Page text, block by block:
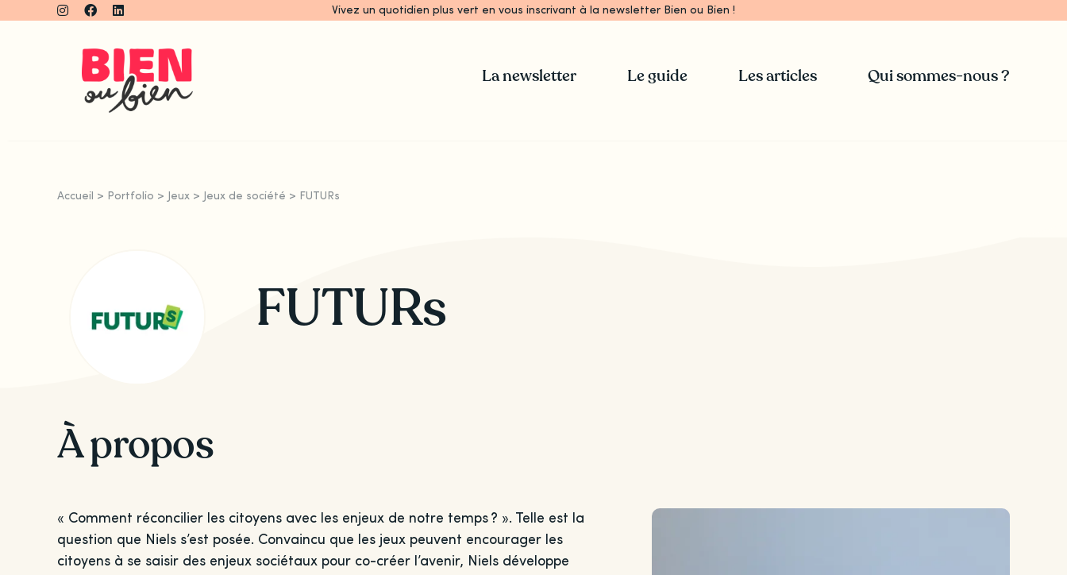
Vivez un quotidien plus vert en vous inscrivant à la newsletter Bien ou Bien !
La newsletter Le guide Les articles Qui sommes-nous ?
Accueil > Portfolio > Jeux > Jeux de société > FUTURs
FUTURs
À propos
« Comment réconcilier les citoyens avec les enjeux de notre temps ? ». Telle est la
question que Niels s’est posée. Convaincu que les jeux peuvent encourager les
citoyens à se saisir des enjeux sociétaux pour co-créer l’avenir, Niels développe